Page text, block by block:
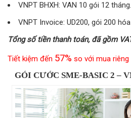
VNPT BHXH: VAN 10 gói 12 tháng.
VNPT Invoice: UD200, gói 200
Tổng số tiền thanh toán, đã gồm
Tiết kiệm đến 57% so với mua
GÓI CƯỚC SME-BASIC 2 –